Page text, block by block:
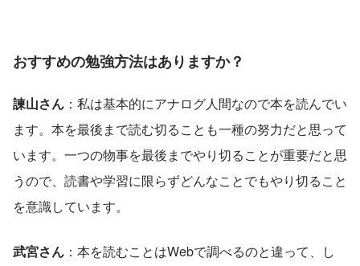
おすすめの勉強方法はありますか？
諫山さん ：私は基本的にアナログ人間なので本を読んでい
ます。本を最後まで読む切ることも一種の努力だと思って
います。一つの物事を最後までやり切ることが重要だと思
うので、読書や学習に限らずどんなことでもやり切ること
を意識しています。
武宮さん ：本を読むことはWebで調べるのと違って、し